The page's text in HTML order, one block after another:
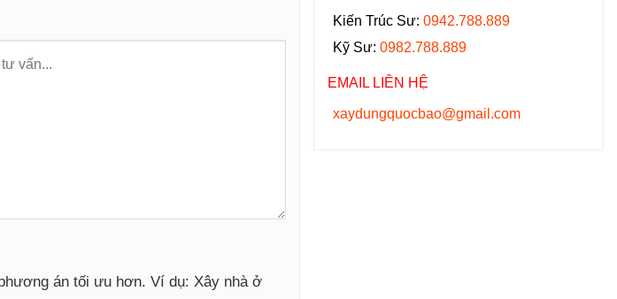
án tối ưu hơn. Ví dụ: Xây nhà ở
Kiến Trúc Sư: 0942.788.889
Kỹ Sư: 0982.788.889
EMAIL LIÊN HỆ
xaydungquocbao@gmail.com